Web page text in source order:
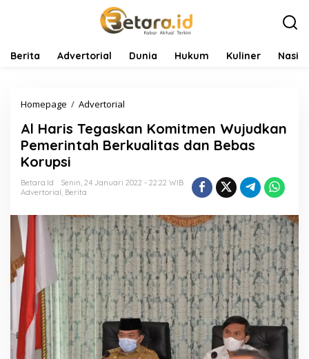
Berita Advertorial Dunia Hukum Kuliner
Homepage / Advertorial
H
a
r
s
g
a
s
k
a
n
K
o
m
i
t
m
Al Haris Tegaskan Komitmen Wujudkan
Pemerintah Berkualitas dan Bebas
Korupsi
Betara.id
Senin, 24 Januari 2022 - 22:22 WIB
Advertorial, Berita